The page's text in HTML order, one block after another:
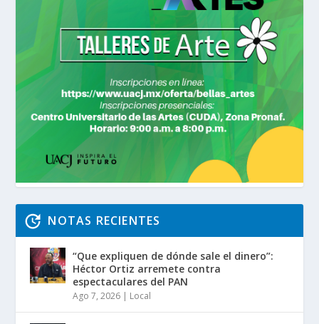
NOTAS RECIENTES
“Que expliquen de dónde sale el dinero”:
Héctor Ortiz arremete contra
espectaculares del PAN
Ago 7, 2026 | Local